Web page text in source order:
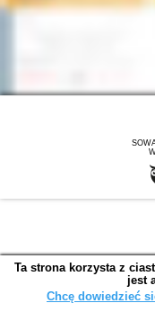
Ta strona korzysta z
jest
Chcę dowiedzieć